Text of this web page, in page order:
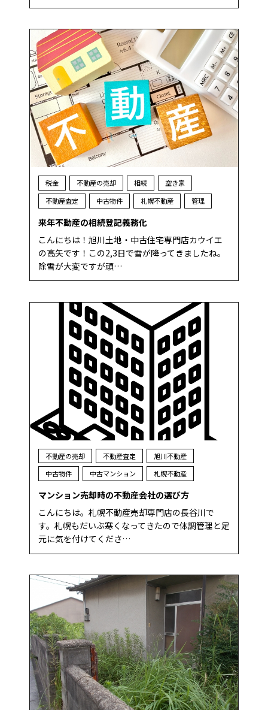
税金 不動産の売却 相続
空き家
不動産査定
中古物件 札幌不動産 管理
来年不動産の相続登記義務化
こんにちは！旭川土地・中古住宅専門店カウイエ
の高矢です！この2,3日で雪が降ってきましたね。
除雪が大変ですが頑…
不動産の売却 不動産査定
旭川不動産
中古物件
中古マンション 札幌不動産
マンション売却時の不動産会社の選び方
こんにちは。札幌不動産売却専門店の長谷川で
す。札幌もだいぶ寒くなってきたので体調管理と足
元に気を付けてくださ…